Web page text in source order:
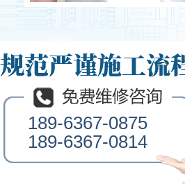
189-6367-0875
189-6367-0814